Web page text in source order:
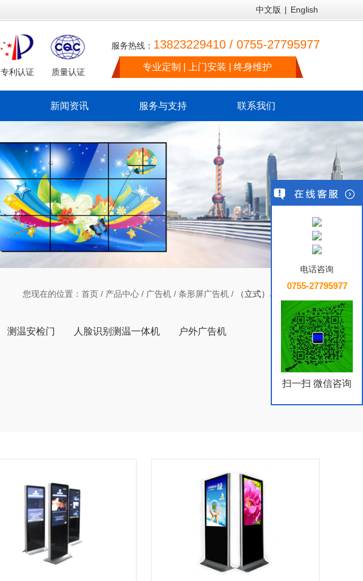
中文版 | English
专利认证 质量认证
服务热线： 13823229410 / 0755-27795977
专业定制 | 上门安装 | 终身维护
新闻资讯 服务与支持 联系我们
您现在的位置： 首页 / 产品中心 / 广告机 / 条形屏广告机 / （立式）单机版广告机
测温安检门 人脸识别测温一体机 户外广告机
电话咨询
0755-27795977
扫一扫 微信咨询